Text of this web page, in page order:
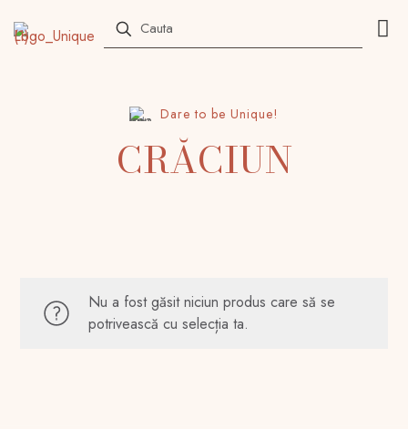
Dare to be Unique!
CRĂCIUN
Nu a fost găsit niciun produs care să se
potrivească cu selecția ta.